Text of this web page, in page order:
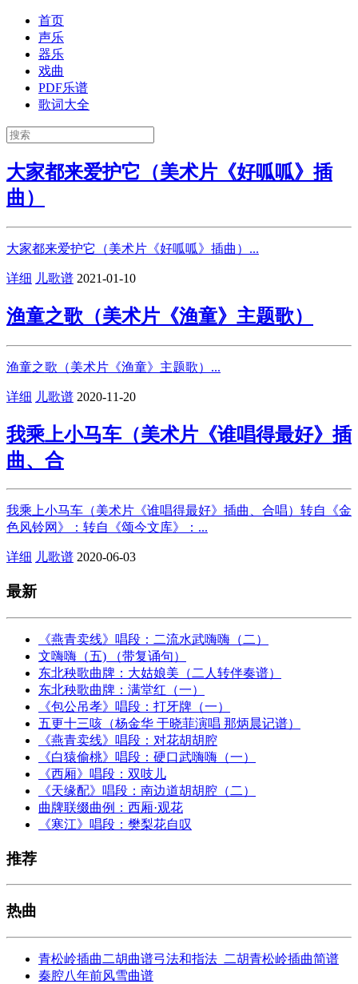
首页
声乐
器乐
戏曲
PDF乐谱
歌词大全
大家都来爱护它（美术片《好呱呱》插
曲）
大家都来爱护它（美术片《好呱呱》插曲）...
详细 儿歌谱 2021-01-10
渔童之歌（美术片《渔童》主题歌）
渔童之歌（美术片《渔童》主题歌）...
详细 儿歌谱 2020-11-20
我乘上小马车（美术片《谁唱得最好》插
曲、合
我乘上小马车（美术片《谁唱得最好》插曲、合唱）转自《金
色风铃网》：转自《颂今文库》：...
详细 儿歌谱 2020-06-03
最新
《燕青卖线》唱段：二流水武嗨嗨（二）
文嗨嗨（五) （带复诵句）
东北秧歌曲牌：大姑娘美（二人转伴奏谱）
东北秧歌曲牌：满堂红（一）
《包公吊孝》唱段：打牙牌（一）
五更十三咳（杨金华 于晓菲演唱 那炳晨记谱）
《燕青卖线》唱段：对花胡胡腔
《白猿偷桃》唱段：硬口武嗨嗨（一）
《西厢》唱段：双吱儿
《天缘配》唱段：南边道胡胡腔（二）
曲牌联缀曲例：西厢·观花
《寒江》唱段：樊梨花自叹
推荐
热曲
青松岭插曲二胡曲谱弓法和指法_二胡青松岭插曲简谱
秦腔八年前风雪曲谱